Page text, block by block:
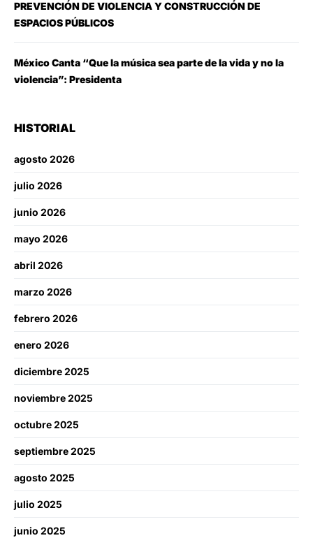
PREVENCIÓN DE VIOLENCIA Y CONSTRUCCIÓN DE
ESPACIOS PÚBLICOS
México Canta “Que la música sea parte de la vida y no la
violencia”: Presidenta
HISTORIAL
agosto 2026
julio 2026
junio 2026
mayo 2026
abril 2026
marzo 2026
febrero 2026
enero 2026
diciembre 2025
noviembre 2025
octubre 2025
septiembre 2025
agosto 2025
julio 2025
junio 2025